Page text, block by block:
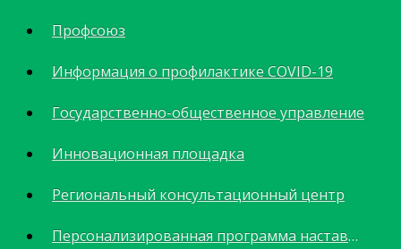
Профсоюз
Информация о профилактике COVID-19
Государственно-общественное управление
Инновационная площадка
Региональный консультационный центр
Персонализированная программа наставничества